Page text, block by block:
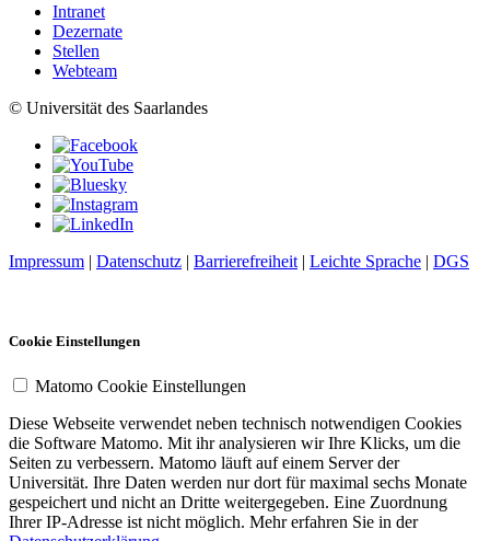
Intranet
Dezernate
Stellen
Webteam
© Universität des Saarlandes
Impressum | Datenschutz | Barrierefreiheit | Leichte Sprache | DGS
Cookie Einstellungen
Matomo Cookie Einstellungen
Diese Webseite verwendet neben technisch notwendigen Cookies
die Software Matomo. Mit ihr analysieren wir Ihre Klicks, um die
Seiten zu verbessern. Matomo läuft auf einem Server der
Universität. Ihre Daten werden nur dort für maximal sechs Monate
gespeichert und nicht an Dritte weitergegeben. Eine Zuordnung
Ihrer IP-Adresse ist nicht möglich. Mehr erfahren Sie in der